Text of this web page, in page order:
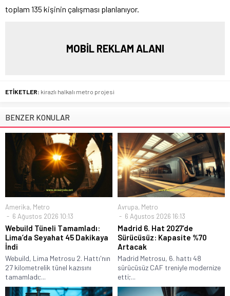
toplam 135 kişinin çalışması planlanıyor.
MOBİL REKLAM ALANI
ETİKETLER: kirazlı halkalı metro projesi
BENZER KONULAR
Amerika, Metro
6 Ağustos 2026 10:13
Webuild Tüneli Tamamladı:
Lima’da Seyahat 45 Dakikaya
İndi
Webuild, Lima Metrosu 2. Hattı'nın
27 kilometrelik tünel kazısını
tamamladı;...
Avrupa, Metro
6 Ağustos 2026 16:13
Madrid 6. Hat 2027’de
Sürücüsüz: Kapasite %70
Artacak
Madrid Metrosu, 6. hattı 48
sürücüsüz CAF treniyle modernize
etti;...